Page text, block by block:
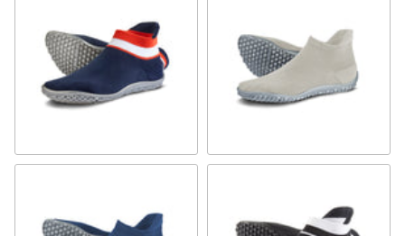
blau, rot-weißer Bund perlmutt